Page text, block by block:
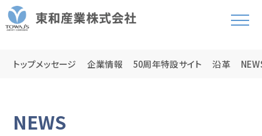
トップメッセージ 企業情報 50周年特設サイト 沿革
NEWS